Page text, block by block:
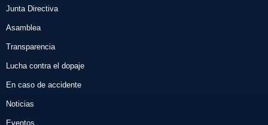
Junta Directiva
Asamblea
Transparencia
Lucha contra el dopaje
En caso de accidente
Noticias
Eventos